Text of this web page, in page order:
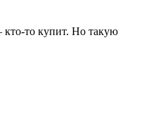
кто-то купит. Но такую